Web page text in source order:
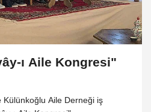
ı Aile Kongresi"
Külünkoğlu Aile Derneği iş